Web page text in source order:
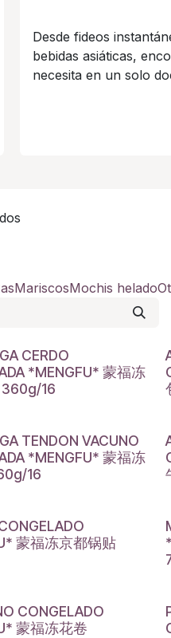
Desde fideos
bebidas asiáticas,
necesita en un solo
MariscosMochis helado
CERDO
*MENGFU* 蒙福冻
16
TENDON VACUNO
*MENGFU* 蒙福冻
16
蒙福冻京都锅贴
CONGELADO
蒙福冻花卷